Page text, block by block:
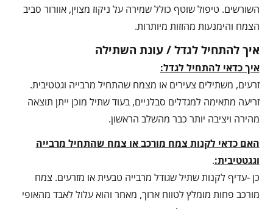
השורשים. טיפול שוטף כולל שמירה על ניקוז מצוין, אוורור סביב
הצמח והימנעות מהזזות מיותרות.
איך להתחיל לגדל / עונת השתילה
איך כדאי להתחיל לגדל:
זרעים, משתילים צעירים או מצמח שהתחיל מרבייה וגטטיבית.
זריעה מתאימה למגדלים סבלניים, בעוד שתיל מוכן ייתן תוצאה
מהירה ויציבה יותר כבר מהשלב הראשון.
האם כדאי לקנות צמח מורכב או צמח שהתחיל מרבייה
וגגטטיבית:.
כן -עדיף לקנות שתיל שגודל מרבייה טבעית או מזרעים. צמח
מורכב פחות מומלץ לטווח ארוך, מאחר והוא עלול לאבד מהאופי